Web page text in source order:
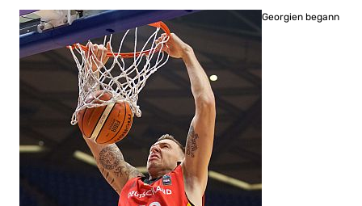
Georgien begann